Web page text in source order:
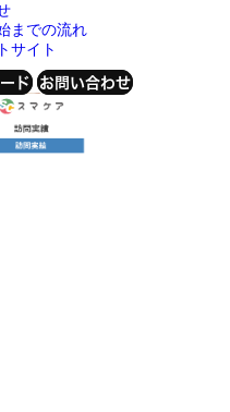
までの流れ
サイト
ド お問い合わせ